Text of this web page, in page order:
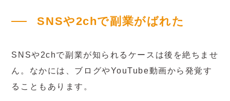
SNSや2chで副業がばれた
SNSや2chで副業が知られるケースは後を絶ちませ
ん。なかには、ブログやYouTube動画から発覚す
ることもあります。